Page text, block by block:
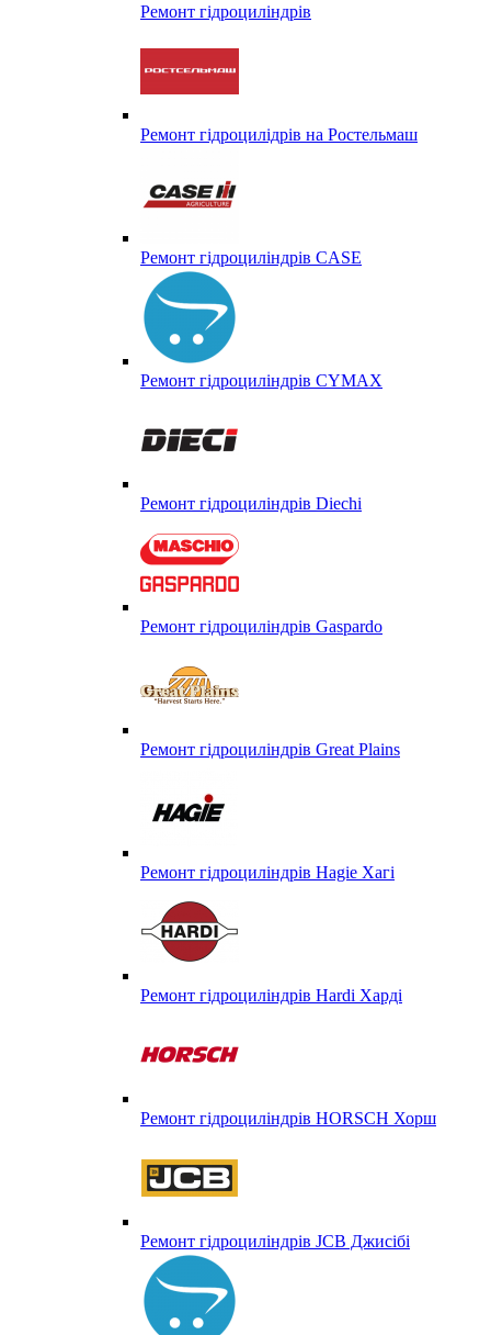
Ремонт гідроциліндрів
Ремонт гідроцилідрів на Ростельмаш
Ремонт гідроциліндрів CASE
Ремонт гідроциліндрів CYMAX
Ремонт гідроциліндрів Diechi
Ремонт гідроциліндрів Gaspardo
Ремонт гідроциліндрів Great Plains
Ремонт гідроциліндрів Hagie Хагі
Ремонт гідроциліндрів Hardi Харді
Ремонт гідроциліндрів HORSCH Хорш
Ремонт гідроциліндрів JCB Джисібі